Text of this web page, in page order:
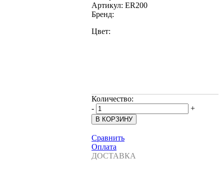
Артикул: ER200
Бренд:
Цвет:
Количество:
-
+
Сравнить
Оплата
ДОСТАВКА